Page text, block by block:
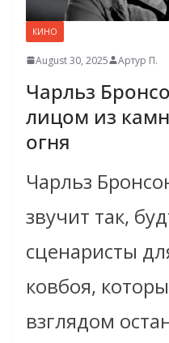
КИНО
August 30, 2025 Артур П.
Чарльз
лицом из
огня
Чарльз
звучит так,
сценаристы
ковбоя,
взглядом